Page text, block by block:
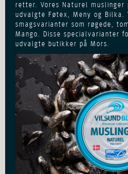
retter. Vores Naturel muslinger
udvalgte Føtex, Meny og Bilka.
smagsvarianter som røgede,
Mango. Disse specialvarianter
udvalgte butikker på Mors.